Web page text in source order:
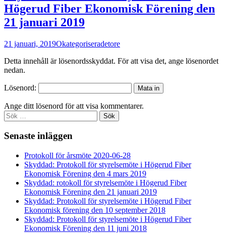
Högerud Fiber Ekonomisk Förening den
21 januari 2019
21 januari, 2019Okategoriseradetore
Detta innehåll är lösenordsskyddat. För att visa det, ange lösenordet
nedan.
Lösenord:
Ange ditt lösenord för att visa kommentarer.
Sök
efter:
Senaste inläggen
Protokoll för årsmöte 2020-06-28
Skyddad: Protokoll för styrelsemöte i Högerud Fiber
Ekonomisk Förening den 4 mars 2019
Skyddad: rotokoll för styrelsemöte i Högerud Fiber
Ekonomisk Förening den 21 januari 2019
Skyddad: Protokoll för styrelsemöte i Högerud Fiber
Ekonomisk förening den 10 september 2018
Skyddad: Protokoll för styrelsemöte i Högerud Fiber
Ekonomisk Förening den 11 juni 2018